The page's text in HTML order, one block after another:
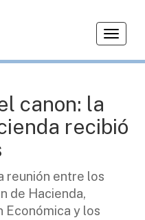
T
g
n
canon: la
recibió
reunión entre los
de Hacienda,
Económica y los